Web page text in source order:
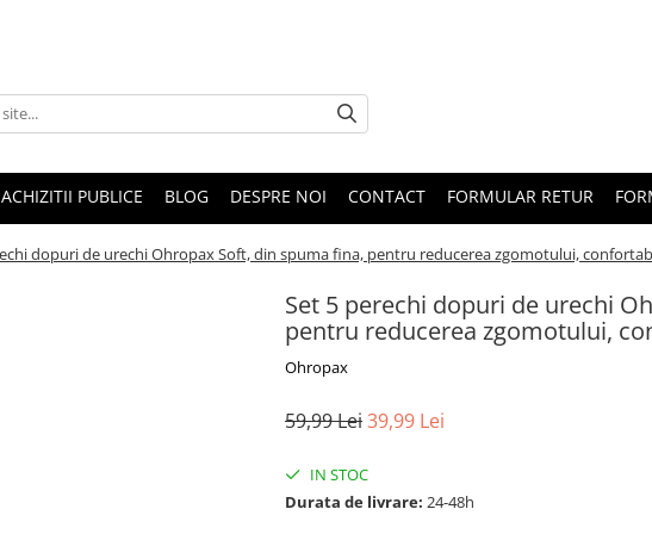
ACHIZITII PUBLICE BLOG DESPRE NOI CONTACT FORMULAR RETUR
dopuri de urechi Ohropax Soft, din spuma fina, pentru reducerea zgomotului,
Set 5 perechi dopuri de urechi
pentru reducerea zgomotului,
Ohropax
59,99 Lei39,99 Lei
IN STOC
Durata de livrare: 24-48h